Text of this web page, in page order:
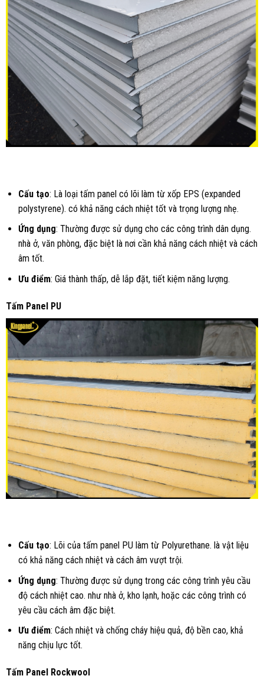
Cấu tạo: Là loại tấm panel có lõi làm từ xốp EPS (expanded
polystyrene). có khả năng cách nhiệt tốt và trọng lượng nhẹ.
Ứng dụng: Thường được sử dụng cho các công trình dân dụng.
nhà ở, văn phòng, đặc biệt là nơi cần khả năng cách nhiệt và cách
âm tốt.
Ưu điểm: Giá thành thấp, dễ lắp đặt, tiết kiệm năng lượng.
Tấm Panel PU
Cấu tạo: Lõi của tấm panel PU làm từ Polyurethane. là vật liệu
có khả năng cách nhiệt và cách âm vượt trội.
Ứng dụng: Thường được sử dụng trong các công trình yêu cầu
độ cách nhiệt cao. như nhà ở, kho lạnh, hoặc các công trình có
yêu cầu cách âm đặc biệt.
Ưu điểm: Cách nhiệt và chống cháy hiệu quả, độ bền cao, khả
năng chịu lực tốt.
Tấm Panel Rockwool